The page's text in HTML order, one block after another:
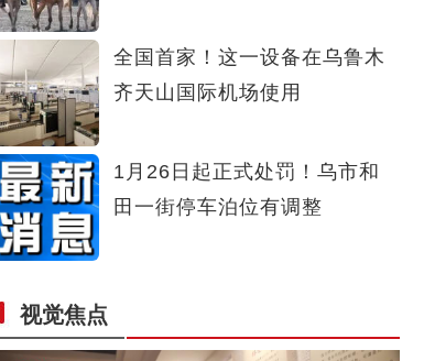
全国首家！这一设备在乌鲁木
齐天山国际机场使用
1月26日起正式处罚！乌市和
田一街停车泊位有调整
视觉焦点
定了！云南月季“4815-27”就叫“娇龙”
东部水晶产业西移新疆新和县 丽水援疆筑就百亿全链富民